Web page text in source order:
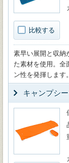
比較する
素早い展開と収納
た素材を使用。全
ン性を発揮します。
キャンプシ